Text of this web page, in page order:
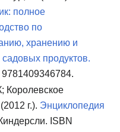
полное
по
хранению и
продуктов.
9781409346784.
Королевское
г.). Энциклопедия
ISBN